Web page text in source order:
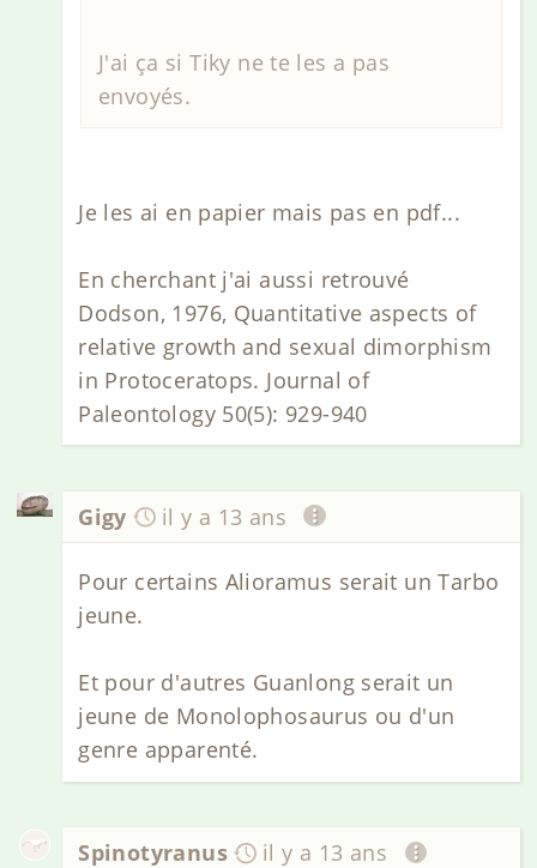
J'ai ça si Tiky ne te les a pas
envoyés.
Je les ai en papier mais pas en pdf...
En cherchant j'ai aussi retrouvé
Dodson, 1976, Quantitative aspects of
relative growth and sexual dimorphism
in Protoceratops. Journal of
Paleontology 50(5): 929-940
Gigy il y a 13 ans
Pour certains Alioramus serait un Tarbo
jeune.
Et pour d'autres Guanlong serait un
jeune de Monolophosaurus ou d'un
genre apparenté.
Spinotyranus il y a 13 ans